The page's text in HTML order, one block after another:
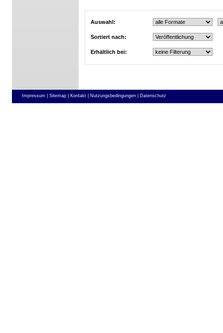
Auswahl:
Sortiert nach:
Erhältlich bei:
Impressum | Sitemap | Kontakt | Nutzungsbedingungen | Datenschutz